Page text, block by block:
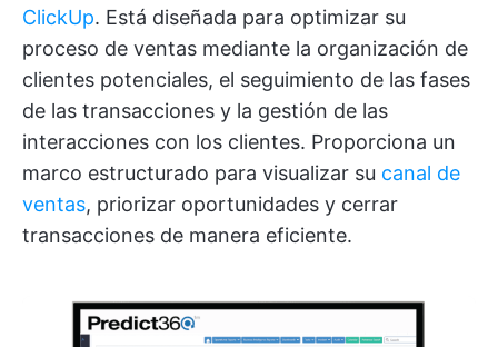
ClickUp. Está diseñada para optimizar su
proceso de ventas mediante la organización de
clientes potenciales, el seguimiento de las fases
de las transacciones y la gestión de las
interacciones con los clientes. Proporciona un
marco estructurado para visualizar su canal de
ventas, priorizar oportunidades y cerrar
transacciones de manera eficiente.